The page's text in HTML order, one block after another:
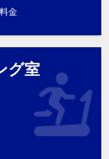
金
グ室